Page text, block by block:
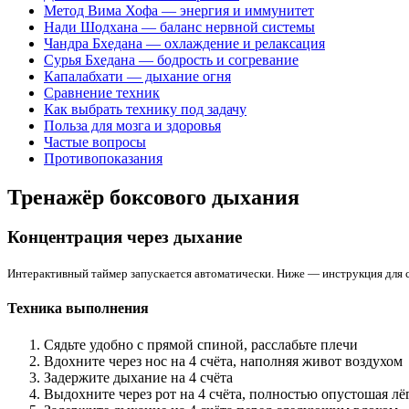
Метод Вима Хофа — энергия и иммунитет
Нади Шодхана — баланс нервной системы
Чандра Бхедана — охлаждение и релаксация
Сурья Бхедана — бодрость и согревание
Капалабхати — дыхание огня
Сравнение техник
Как выбрать технику под задачу
Польза для мозга и здоровья
Частые вопросы
Противопоказания
Тренажёр боксового дыхания
Концентрация через дыхание
Интерактивный таймер запускается автоматически. Ниже — инструкция для
Техника выполнения
Сядьте удобно с прямой спиной, расслабьте плечи
Вдохните через нос на 4 счёта, наполняя живот воздухом
Задержите дыхание на 4 счёта
Выдохните через рот на 4 счёта, полностью опустошая